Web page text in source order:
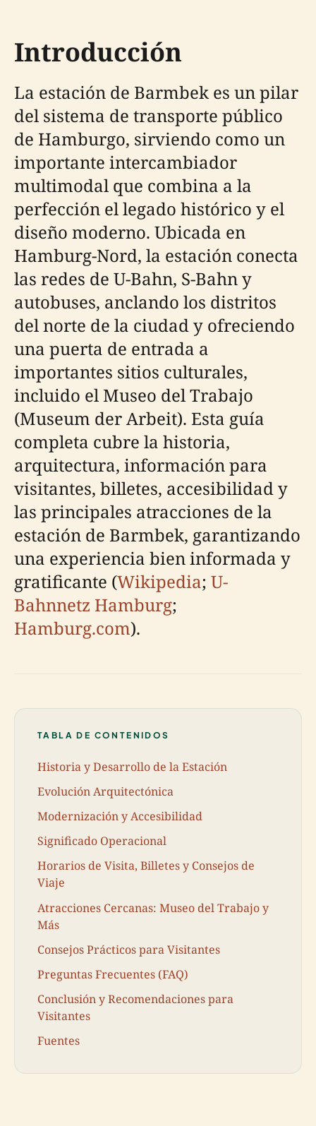
Introducción
La estación de Barmbek es un pilar
del sistema de transporte público
de Hamburgo, sirviendo como un
importante intercambiador
multimodal que combina a la
perfección el legado histórico y el
diseño moderno. Ubicada en
Hamburg-Nord, la estación conecta
las redes de U-Bahn, S-Bahn y
autobuses, anclando los distritos
del norte de la ciudad y ofreciendo
una puerta de entrada a
importantes sitios culturales,
incluido el Museo del Trabajo
(Museum der Arbeit). Esta guía
completa cubre la historia,
arquitectura, información para
visitantes, billetes, accesibilidad y
las principales atracciones de la
estación de Barmbek, garantizando
una experiencia bien informada y
gratificante (Wikipedia; U-
Bahnnetz Hamburg;
Hamburg.com).
TABLA DE CONTENIDOS
Historia y Desarrollo de la Estación
Evolución Arquitectónica
Modernización y Accesibilidad
Significado Operacional
Horarios de Visita, Billetes y Consejos de
Viaje
Atracciones Cercanas: Museo del Trabajo y
Más
Consejos Prácticos para Visitantes
Preguntas Frecuentes (FAQ)
Conclusión y Recomendaciones para
Visitantes
Fuentes